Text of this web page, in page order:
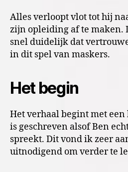
Alles verloopt vlot tot hij
zijn opleiding af te maken.
snel duidelijk dat
in dit spel van maskers.
Het begin
Het verhaal begint met een
is geschreven alsof Ben
spreekt. Dit vond ik zeer
uitnodigend om verder te